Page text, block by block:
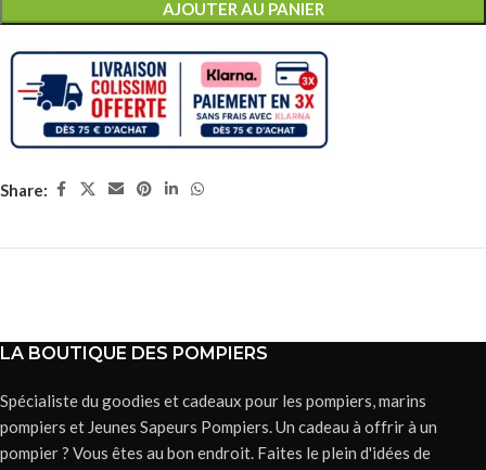
AJOUTER AU PANIER
Share:
LA BOUTIQUE DES POMPIERS
Spécialiste du goodies et cadeaux pour les pompiers, marins
pompiers et Jeunes Sapeurs Pompiers. Un cadeau à offrir à un
pompier ? Vous êtes au bon endroit. Faites le plein d'idées de